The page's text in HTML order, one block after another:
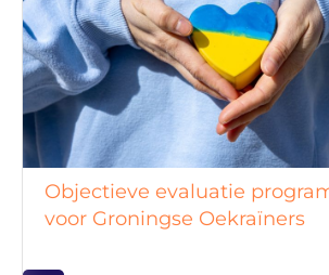
Objectieve evaluatie
voor Groningse Oekraïners